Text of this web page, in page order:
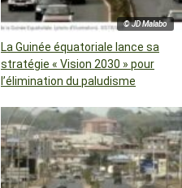
© JD Malabo
La Guinée équatoriale lance sa
stratégie « Vision 2030 » pour
l’élimination du paludisme